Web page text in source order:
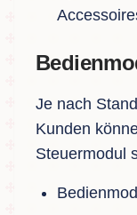
Je nach
Kunden
Steuermodul